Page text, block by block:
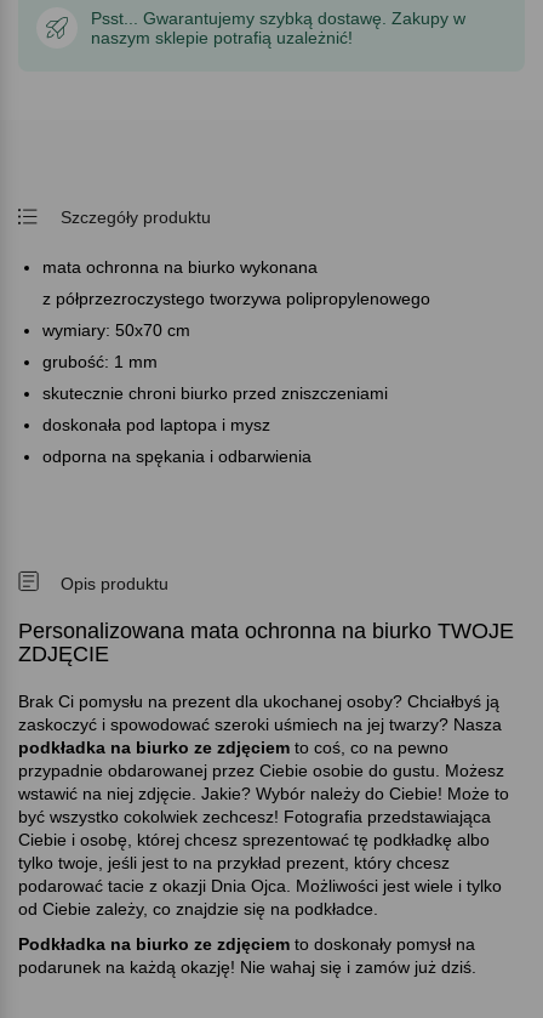
Psst... Gwarantujemy szybką dostawę. Zakupy w
naszym sklepie potrafią uzależnić!
Szczegóły produktu
mata ochronna na biurko wykonana
z półprzezroczystego tworzywa polipropylenowego
wymiary: 50x70 cm
grubość: 1 mm
skutecznie chroni biurko przed zniszczeniami
doskonała pod laptopa i mysz
odporna na spękania i odbarwienia
Opis produktu
Personalizowana mata ochronna na biurko TWOJE
ZDJĘCIE
Brak Ci pomysłu na prezent dla ukochanej osoby? Chciałbyś ją
zaskoczyć i spowodować szeroki uśmiech na jej twarzy? Nasza
podkładka na biurko ze zdjęciem to coś, co na pewno
przypadnie obdarowanej przez Ciebie osobie do gustu. Możesz
wstawić na niej zdjęcie. Jakie? Wybór należy do Ciebie! Może to
być wszystko cokolwiek zechcesz! Fotografia przedstawiająca
Ciebie i osobę, której chcesz sprezentować tę podkładkę albo
tylko twoje, jeśli jest to na przykład prezent, który chcesz
podarować tacie z okazji Dnia Ojca. Możliwości jest wiele i tylko
od Ciebie zależy, co znajdzie się na podkładce.
Podkładka na biurko ze zdjęciem to doskonały pomysł na
podarunek na każdą okazję! Nie wahaj się i zamów już dziś.